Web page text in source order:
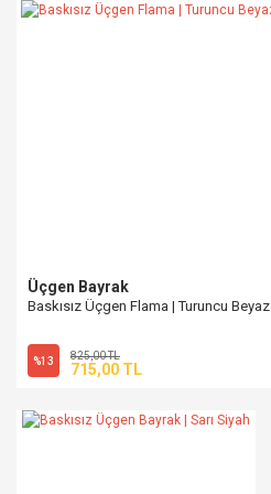
Üçgen Bayrak
Baskısız Üçgen Flama | Turuncu Beyaz
%13 825,00 TL
715,00 TL